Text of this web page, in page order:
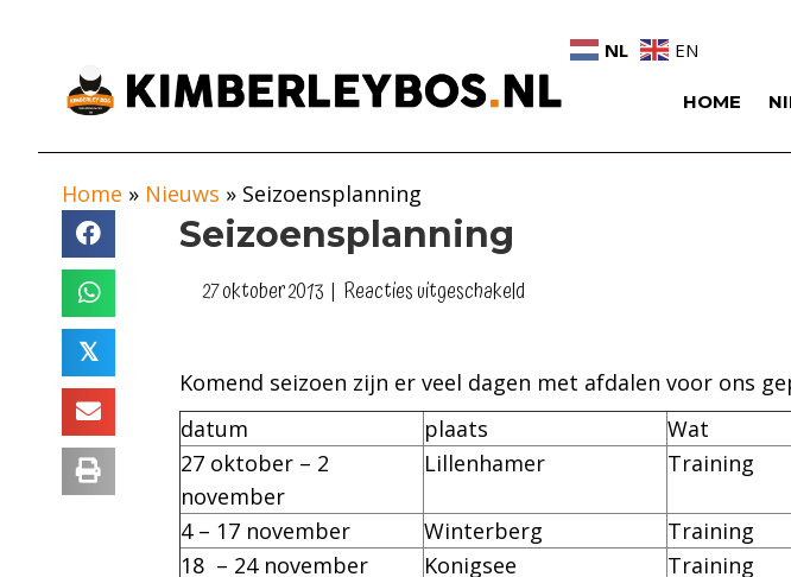
NL EN
HOME
Home » Nieuws » Seizoensplanning
𝕏
Seizoensplanning
27 oktober 2013 | Reacties uitgeschakeld
Komend seizoen zijn er veel dagen met afdalen voor ons
datum
plaats
Wat
27 oktober – 2
november
Lillenhamer Training
4 – 17 november Winterberg
Training
18 – 24 november
Konigsee
Training